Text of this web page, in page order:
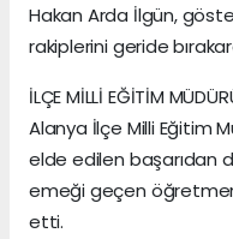
Hakan Arda İlgün,
rakiplerini geride
İLÇE MİLLİ EĞİTİM
Alanya İlçe Milli Eğitim
elde edilen başarıdan
emeği geçen
etti.